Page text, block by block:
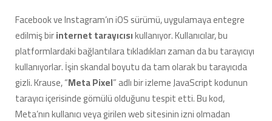
Facebook ve Instagram’ın iOS sürümü, uygulamaya entegre
edilmiş birinternet tarayıcısıkullanıyor. Kullanıcılar, bu
platformlardaki bağlantılara tıkladıkları zaman da bu tarayıcıyı
kullanıyorlar. İşin skandal boyutu da tam olarak bu tarayıcıda
gizli. Krause, “Meta Pixel” adlı bir izleme JavaScript kodunun
tarayıcı içerisinde gömülü olduğunu tespit etti. Bu kod,
Meta’nın kullanıcı veya girilen web sitesinin izni olmadan